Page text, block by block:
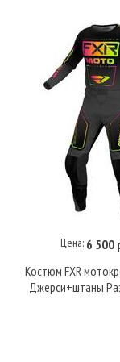
В
Цена: 6 500
Костюм FXR
Джерси+штаны